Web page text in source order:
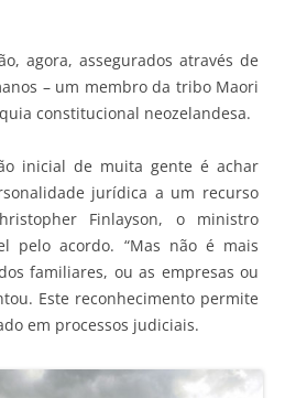
agora, assegurados através de
– um membro da tribo Maori
constitucional neozelandesa.
inicial de muita gente é achar
jurídica a um recurso
Finlayson, o ministro
pelo acordo. “Mas não é mais
familiares, ou as empresas ou
Este reconhecimento permite
em processos judiciais.